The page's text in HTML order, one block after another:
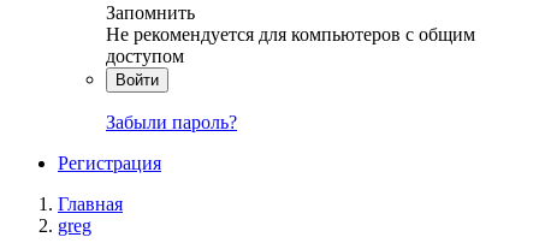
Запомнить
Не рекомендуется для компьютеров с общим
доступом
Войти
Забыли пароль?
Регистрация
Главная
greg